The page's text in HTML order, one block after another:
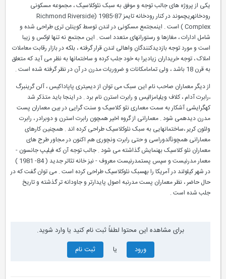
یکی از پروژه های جالب توجه و موفق به سبک نئوکلاسیک ، مجموعه مسکونی
رودخانهریچموند در کنار رودخانه تایمز 87-1985 (Richmond Riverside
Complex ) است . اینمجتمع مسکونی در لندن توسط کوینلن تری طراحی شده و
شامل ادارات ، مغازها و رستورانهای متعدد است . این مجتمع نه تنها لوکس و زیبا
است و مورد توجه بازدیدکنندگان واهالی لندن قرار گرفته ، بلکه در بازار رقابت معاملات
املاک ، توجه خریداران زیادیرا به خود جلب کرده و ساختمانها به نظر می آید که متعلق
به قرن 18 باشد ، ولی تمامامکانات و ضروریات مدرن در آن در نظر گرفته شده است .
از دیگر معماران صاحب نام این سبک می توان از دیمیتری پاپاداکیس ، آلن گرینبرگ
،رابرت آدام ، کلاف ویلیامزالیس و رابرت استرن نام برد . در اینجا باید متذکر شد
کهگرایشی آشکار به سمت معماری نئو کلاسیک و سنت گرایی در بین معماران پست
مدرن دیدهمی شود . معمارانی از گروه اخیر همچون رابرت استرن و دوبرادر ، رابرت
ولئون کریر ،ساختمانهایی به سبک نئوکلاسیک طراحی کرده اند . همچنین کارهای
معمارانی همچونآلدوراسی و حتی رابرت ونچوری هم اکنون در مجاور طرح های
معماران نئو کلاسیک بهنمایش گذاشته می شود . جالب توجه آن که فیلیپ جانسون -
معمار مدرنیست و سپس پستمدرنیست معروف - نیز خانه تئاتر جدید ( 84- 1981 )
در شهر کیلولند در آمریکا را بهسبک نئوکلاسیک طراحی کرده است . می توان گفت که در
حال حاضر ، نظر معماران پست مدرنبه اصول پایدارتر و جاودانه تر گذشته و تاریخ
جلب شده است .
برای مشاهده این محتوا لطفاً ثبت نام کنید یا وارد شوید.
ورود
ثبت نام